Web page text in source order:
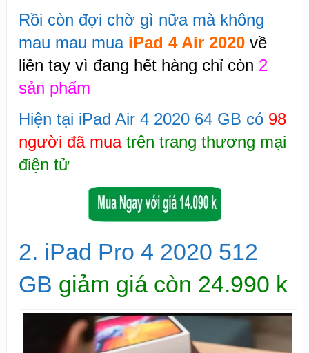
Rồi còn đợi chờ gì nữa mà không
mau mau mua iPad 4 Air 2020 về
liền tay vì đang hết hàng chỉ còn 2
sản phẩm
Hiện tại iPad Air 4 2020 64 GB có 98
người đã mua trên trang thương mại
điện tử
2. iPad Pro 4 2020 512
GB giảm giá còn 24.990 k